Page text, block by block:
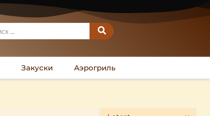
Закуски Аэрогриль